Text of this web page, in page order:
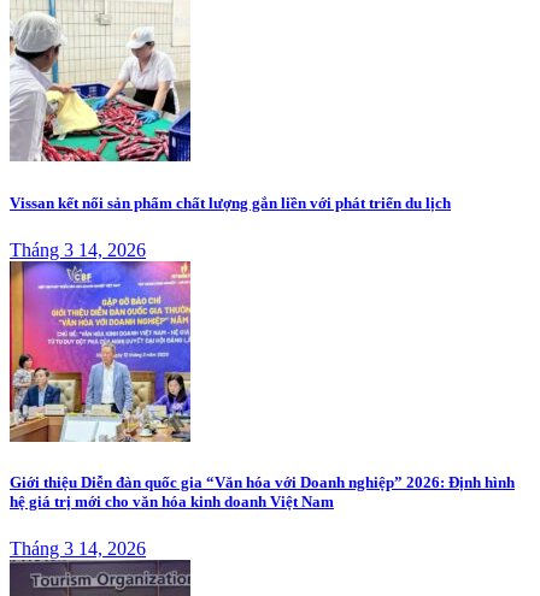
Vissan kết nối sản phẩm chất lượng gắn liền với phát triển du lịch
Tháng 3 14, 2026
Giới thiệu Diễn đàn quốc gia “Văn hóa với Doanh nghiệp” 2026: Định hình
hệ giá trị mới cho văn hóa kinh doanh Việt Nam
Tháng 3 14, 2026